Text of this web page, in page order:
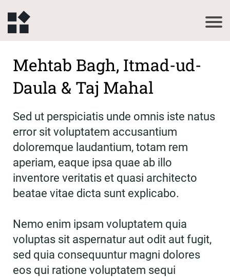
Mehtab Bagh, Itmad-ud-
Daula & Taj Mahal
Sed ut perspiciatis unde omnis iste natus
error sit voluptatem accusantium
doloremque laudantium, totam rem
aperiam, eaque ipsa quae ab illo
inventore veritatis et quasi architecto
beatae vitae dicta sunt explicabo.
Nemo enim ipsam voluptatem quia
voluptas sit aspernatur aut odit aut fugit,
sed quia consequuntur magni dolores
eos qui ratione voluptatem sequi